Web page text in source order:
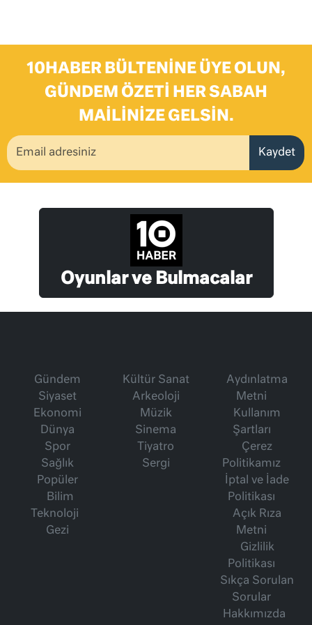
10HABER BÜLTENINE ÜYE OLUN,
GÜNDEM ÖZETI HER SABAH
MAILINIZE GELSIN.
Kaydet
Oyunlar ve Bulmacalar
Gündem
Siyaset
Ekonomi
Dünya
Spor
Sağlık
Popüler
Bilim
Teknoloji
Gezi
Kültür Sanat
Arkeoloji
Müzik
Sinema
Tiyatro
Sergi
Aydınlatma
Metni
Kullanım
Şartları
Çerez
Politikamız
İptal ve İade
Politikası
Açık Rıza
Metni
Gizlilik
Politikası
Sıkça Sorulan
Sorular
Hakkımızda